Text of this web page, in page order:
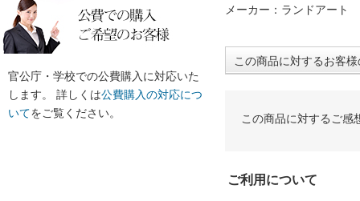
官公庁・学校での公費購入に対応いた
します。 詳しくは公費購入の対応につ
いてをご覧ください。
メーカー：ランドアート
この商品に対するお客
この商品に対するご感
ご利用について